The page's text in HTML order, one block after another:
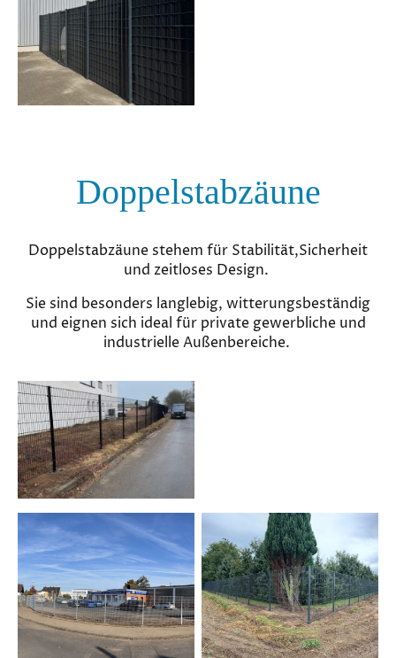
Doppelstabzäune
Doppelstabzäune stehem für Stabilität,Sicherheit
und zeitloses Design.
Sie sind besonders langlebig, witterungsbeständig
und eignen sich ideal für private gewerbliche und
industrielle Außenbereiche.